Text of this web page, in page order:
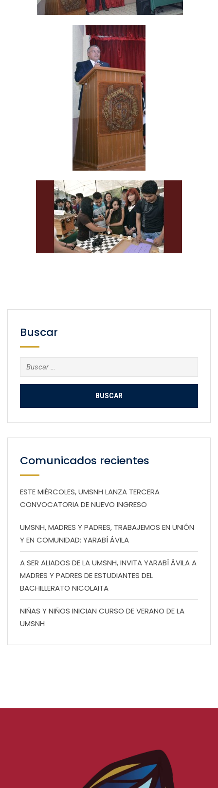
Buscar
Buscar:
Comunicados recientes
ESTE MIÉRCOLES, UMSNH LANZA TERCERA
CONVOCATORIA DE NUEVO INGRESO
UMSNH, MADRES Y PADRES, TRABAJEMOS EN UNIÓN
Y EN COMUNIDAD: YARABÍ ÁVILA
A SER ALIADOS DE LA UMSNH, INVITA YARABÍ ÁVILA A
MADRES Y PADRES DE ESTUDIANTES DEL
BACHILLERATO NICOLAITA
NIÑAS Y NIÑOS INICIAN CURSO DE VERANO DE LA
UMSNH